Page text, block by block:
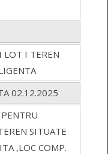
LOT I TEREN
02.12.2025
SITUATE
,LOC COMP.